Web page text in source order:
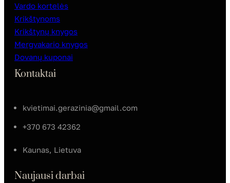
Vardo kortelės
Krikštynoms
Krikštynų knygos
Mergvakario knygos
Dovanų kuponai
Kontaktai
kvietimai.gerazinia@gmail.com
+370 673 42362
Kaunas, Lietuva
Naujausi darbai